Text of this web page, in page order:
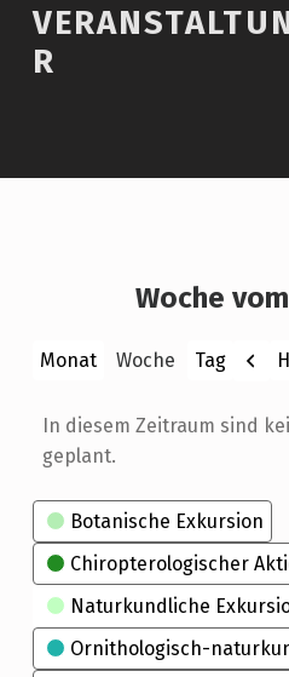
R
Woche
Monat Woche Tag
In diesem Zeitraum sind
geplant.
Kategorien
Botanische Exkursion
Chiropterologischer
Naturkundliche
Ornithologisch-